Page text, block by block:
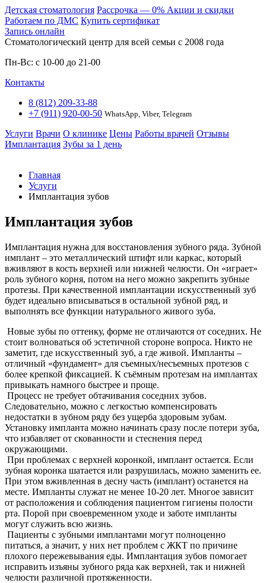
Детская стоматология Расcрочка — 0% Акции и скидки
Работаем по ДМС Купить сертификат
Запись онлайн
Стоматологический центр для всей семьи c 2008 года
Пн-Вс: с 10-00 до 21-00
Контакты
8 (812) 209-33-88
+7 (911) 920-00-50 WhatsApp, Viber, Telegram
Услуги Врачи О клинике Цены Работы врачей Отзывы
Имплантация Зубы за 1 день
Главная
Услуги
Имплантация зубов
Имплантация зубов
Имплантация нужна для восстановления зубного ряда. Зубной
имплант – это металлический штифт или каркас, который
вживляют в кость верхней или нижней челюсти. Он «играет»
роль зубного корня, потом на него можно закрепить зубные
протезы. При качественной имплантации искусственный зуб
будет идеально вписываться в остальной зубной ряд, и
выполнять все функции натурального живого зуба.
Новые зубы по оттенку, форме не отличаются от соседних. Не
стоит волноваться об эстетичной стороне вопроса. Никто не
заметит, где искусственный зуб, а где живой. Импланты –
отличный «фундамент» для съемных/несъемных протезов с
более крепкой фиксацией. К съёмным протезам на имплантах
привыкать намного быстрее и проще.
Процесс не требует обтачивания соседних зубов.
Следовательно, можно с легкостью компенсировать
недостатки в зубном ряду без ущерба здоровым зубам.
Установку импланта можно начинать сразу после потери зуба,
что избавляет от скованности и стеснения перед
окружающими.
При проблемах с верхней коронкой, имплант остается. Если
зубная коронка шатается или разрушилась, можно заменить ее.
При этом вживленная в десну часть (имплант) останется на
месте. Импланты служат не менее 10-20 лет. Многое зависит
от расположения и соблюдения пациентом гигиены полости
рта. Порой при своевременном уходе и заботе импланты
могут служить всю жизнь.
Пациенты с зубными имплантами могут полноценно
питаться, а значит, у них нет проблем с ЖКТ по причине
плохого пережевывания еды. Имплантация зубов помогает
исправить изъяны зубного ряда как верхней, так и нижней
челюсти различной протяженности.